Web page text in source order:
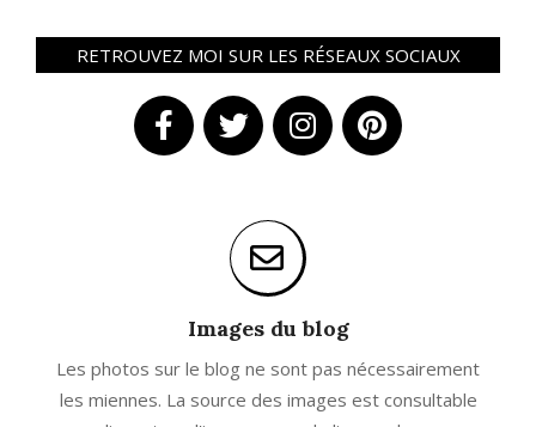
RETROUVEZ MOI SUR LES RÉSEAUX SOCIAUX
Images du blog
Les photos sur le blog ne sont pas nécessairement
les miennes. La source des images est consultable